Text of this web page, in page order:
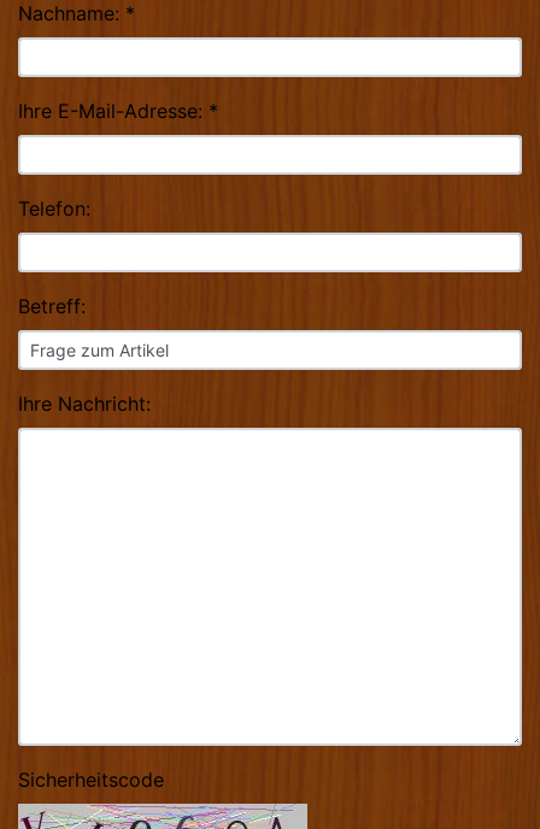
Nachname: *
Ihre E-Mail-Adresse: *
Telefon:
Betreff:
Ihre Nachricht:
Sicherheitscode